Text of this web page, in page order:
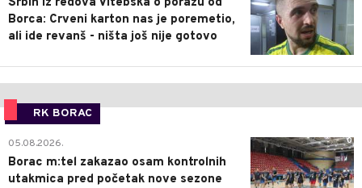
Borca: Crveni karton nas je poremetio,
ali ide revanš - ništa još nije gotovo
RK BORAC
0
05.08.2026.
Borac m:tel zakazao osam kontrolnih
utakmica pred početak nove sezone